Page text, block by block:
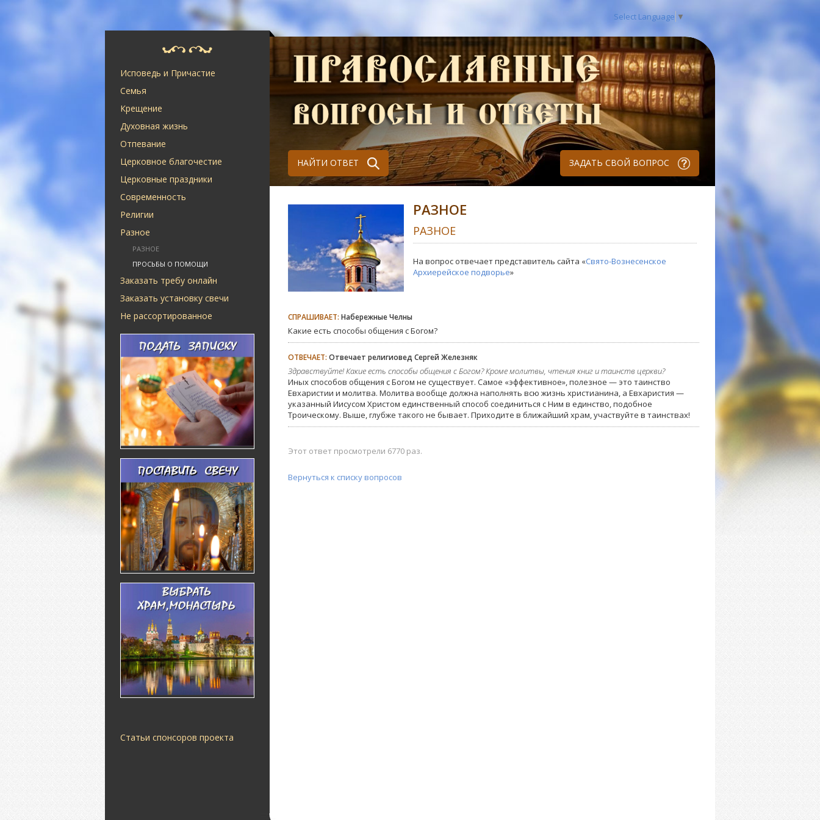
Select Language ▼
Исповедь и Причастие
Семья
Крещение
Духовная жизнь
Отпевание
Церковное благочестие
Церковные праздники
Современность
Религии
Разное
РАЗНОЕ
ПРОСЬБЫ О ПОМОЩИ
Заказать требу онлайн
Заказать установку свечи
Не рассортированное
Статьи спонсоров проекта
НАЙТИ ОТВЕТ ЗАДАТЬ СВОЙ ВОПРОС
РАЗНОЕ
РАЗНОЕ
На вопрос отвечает представитель сайта «Свято-Вознесенское
Архиерейское подворье»
СПРАШИВАЕТ: Набережные Челны
Какие есть способы общения с Богом?
ОТВЕЧАЕТ: Отвечает религиовед Сергей Железняк
Здравствуйте! Какие есть способы общения с Богом? Кроме молитвы, чтения книг и таинств церкви?
Иных способов общения с Богом не существует. Самое «эффективное», полезное — это таинство
Евхаристии и молитва. Молитва вообще должна наполнять всю жизнь христианина, а Евхаристия —
указанный Иисусом Христом единственный способ соединиться с Ним в единство, подобное
Троическому. Выше, глубже такого не бывает. Приходите в ближайший храм, участвуйте в таинствах!
Этот ответ просмотрели 6770 раз.
Вернуться к списку вопросов